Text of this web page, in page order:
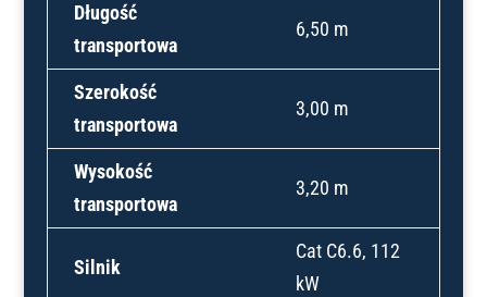
Długość
transportowa
6,50 m
Szerokość
transportowa
3,00 m
Wysokość
transportowa
3,20 m
Silnik
Cat C6.6, 112
kW